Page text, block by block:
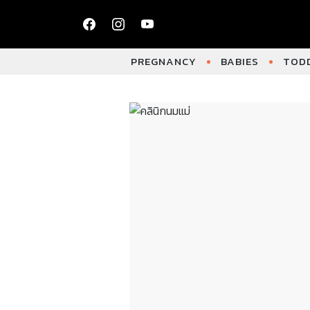
PREGNANCY BABIES